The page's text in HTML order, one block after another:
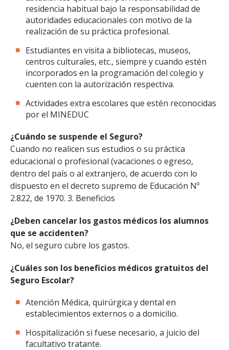
residencia habitual bajo la responsabilidad de
autoridades educacionales con motivo de la
realización de su práctica profesional.
Estudiantes en visita a bibliotecas, museos,
centros culturales, etc., siempre y cuando estén
incorporados en la programación del colegio y
cuenten con la autorización respectiva.
Actividades extra escolares que estén reconocidas
por el MINEDUC
¿Cuándo se suspende el Seguro?
Cuando no realicen sus estudios o su práctica
educacional o profesional (vacaciones o egreso,
dentro del país o al extranjero, de acuerdo con lo
dispuesto en el decreto supremo de Educación Nº
2.822, de 1970. 3. Beneficios
¿Deben cancelar los gastos médicos los alumnos
que se accidenten?
No, el seguro cubre los gastos.
¿Cuáles son los beneficios médicos gratuitos del
Seguro Escolar?
Atención Médica, quirúrgica y dental en
establecimientos externos o a domicilio.
Hospitalización si fuese necesario, a juicio del
facultativo tratante.